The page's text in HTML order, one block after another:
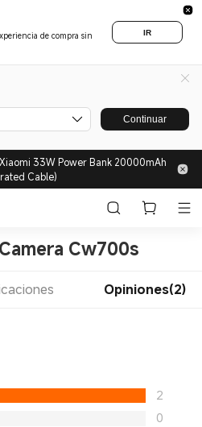
de compra sin
IR
Continuar
33W Power Bank 20000mAh
Cable)
Cw700s
Opiniones(2)
2
0